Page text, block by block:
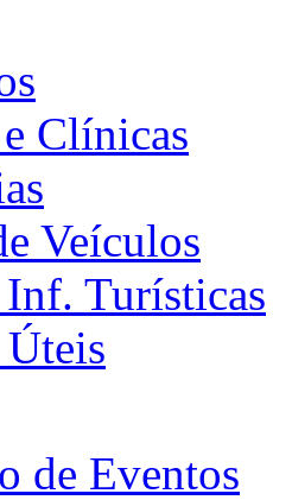
Clínicas
Veículos
Inf. Turísticas
de Eventos